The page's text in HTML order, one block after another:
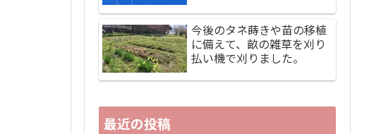
今後のタネ蒔きや苗の移植
に備えて、畝の雑草を刈り
払い機で刈りました。
最近の投稿